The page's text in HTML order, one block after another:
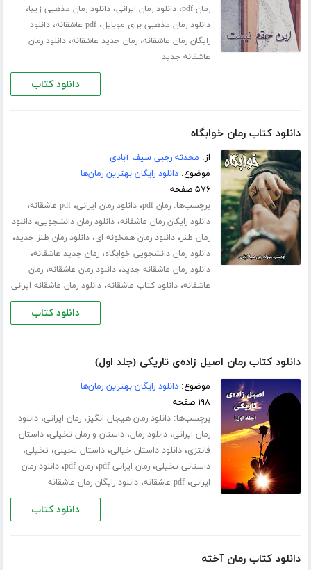
رمان pdf ،دانلود رمان ایرانی،دانلود رمان مذهبی زیبا،
دانلود رمان مذهبی برای موبایل،pdf عاشقانه ،دانلود
رایگان رمان عاشقانه،رمان جدید عاشقانه،دانلود رمان
عاشقانه جدید
دانلود کتاب
دانلود کتاب رمان خوابگاه
از: محدثه رجبی سیف آبادی
موضوع:دانلود رایگان بهترین رمان‌ها
۵۷۶ صفحه
برچسب‌ها:رمان pdf ،دانلود رمان ایرانی،pdf عاشقانه ،
دانلود رایگان رمان عاشقانه،دانلود رمان دانشجویی،دانلود
رمان طنز،دانلود رمان همخونه ای،دانلود رمان طنز جدید،
دانلود رمان دانشجویی خوابگاه،رمان جدید عاشقانه،
دانلود رمان عاشقانه جدید،دانلود رمان عاشقانه،رمان
عاشقانه،دانلود کتاب عاشقانه،دانلود رمان عاشقانه ایرانی
دانلود کتاب
دانلود کتاب رمان اصیل زاده‌ی تاریکی (جلد اول)
موضوع:دانلود رایگان بهترین رمان‌ها
۱۹۸ صفحه
برچسب‌ها:دانلود رمان هیجان انگیز،رمان ایرانی،دانلود
رمان ایرانی،دانلود رمان،داستان و رمان تخیلی،داستان
فانتزی،دانلود داستان خیالی،داستان تخیلی، تخیلی،
داستانی تخیلی،رمان ایرانی pdf ،رمان pdf ،دانلود رمان
ایرانی،pdf عاشقانه ،دانلود رایگان رمان عاشقانه
دانلود کتاب
دانلود کتاب رمان آخته